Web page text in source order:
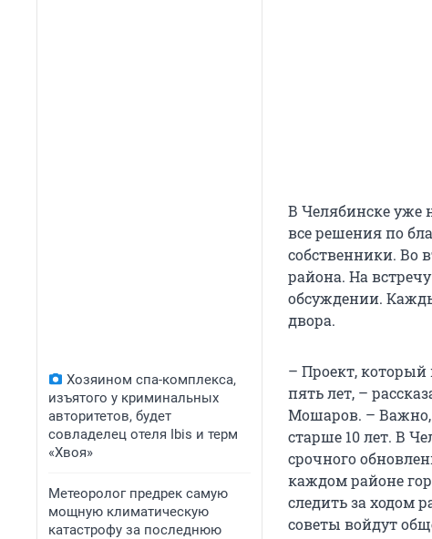
Хозяином спа-комплекса,
изъятого у криминальных
авторитетов, будет
совладелец отеля Ibis и терм
«Хвоя»
Метеоролог предрек самую
мощную климатическую
катастрофу за последнюю
В Челябинске уже
все решения по
собственники. Во
района. На
обсуждении.
двора.
– Проект, который
пять лет, –
Мошаров. – Важно,
старше 10 лет. В
срочного
каждом районе
следить за ходом
советы войдут